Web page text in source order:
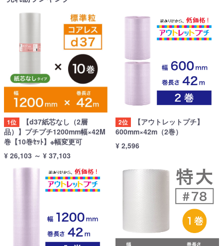
1位
【d37紙芯なし（2層
品）】プチプチ1200mm幅×42M
巻【10巻ｾｯﾄ】※幅変更可
¥ 26,103 ～ ¥ 37,103
2位
【アウトレットプチ】
600mm×42m（2巻）
¥ 2,596